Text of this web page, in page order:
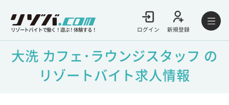
リゾートバイトで働く！遊ぶ！体験する！ ログイン 新規登録
大洗 カフェ･ラウンジスタッフ の
リゾートバイト求人情報